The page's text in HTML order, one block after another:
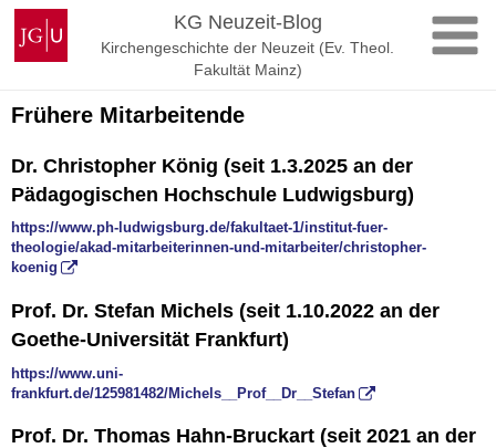
Zum
Inhalt
springen
Johannes
Gutenberg-
Universität
KG Neuzeit-Blog
Kirchengeschichte der Neuzeit (Ev. Theol.
Fakultät Mainz)
Frühere Mitarbeitende
Dr. Christopher König (seit 1.3.2025 an der
Pädagogischen Hochschule Ludwigsburg)
https://www.ph-ludwigsburg.de/fakultaet-1/institut-fuer-
theologie/akad-mitarbeiterinnen-und-mitarbeiter/christopher-
koenig
Prof. Dr. Stefan Michels (seit 1.10.2022 an der
Goethe-Universität Frankfurt)
https://www.uni-
frankfurt.de/125981482/Michels__Prof__Dr__Stefan
Prof. Dr. Thomas Hahn-Bruckart (seit 2021 an der